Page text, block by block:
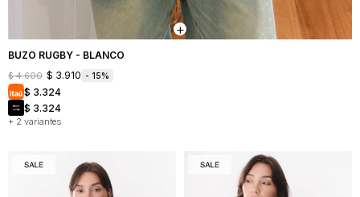
BUZO RUGBY - BLANCO
+ 2 variantes
$ 4.600 $ 3.910 15
$ 3.324
$ 3.324